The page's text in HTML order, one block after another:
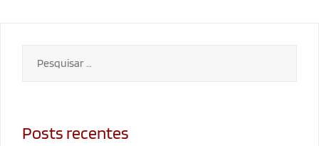
por:
Posts recentes